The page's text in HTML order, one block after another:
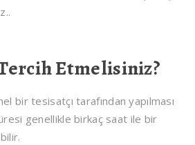
Etmelisiniz?
bir tesisatçı tarafından yapılması
genellikle birkaç saat ile bir